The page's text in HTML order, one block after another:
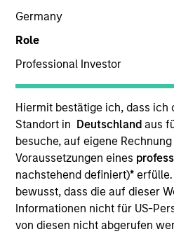
Germany
Role
Professional Investor
Hiermit bestätige ich, dass ich
Standort in Deutschland aus
besuche, auf eigene
Voraussetzungen eines
nachstehend definiert)*
bewusst, dass die auf dieser
Informationen nicht für US-
von diesen nicht abgerufen
16 Years
TEAM
Eaton Vance Equity Team
James is an executive
and a research analyst on the
Core/Growth team. He is